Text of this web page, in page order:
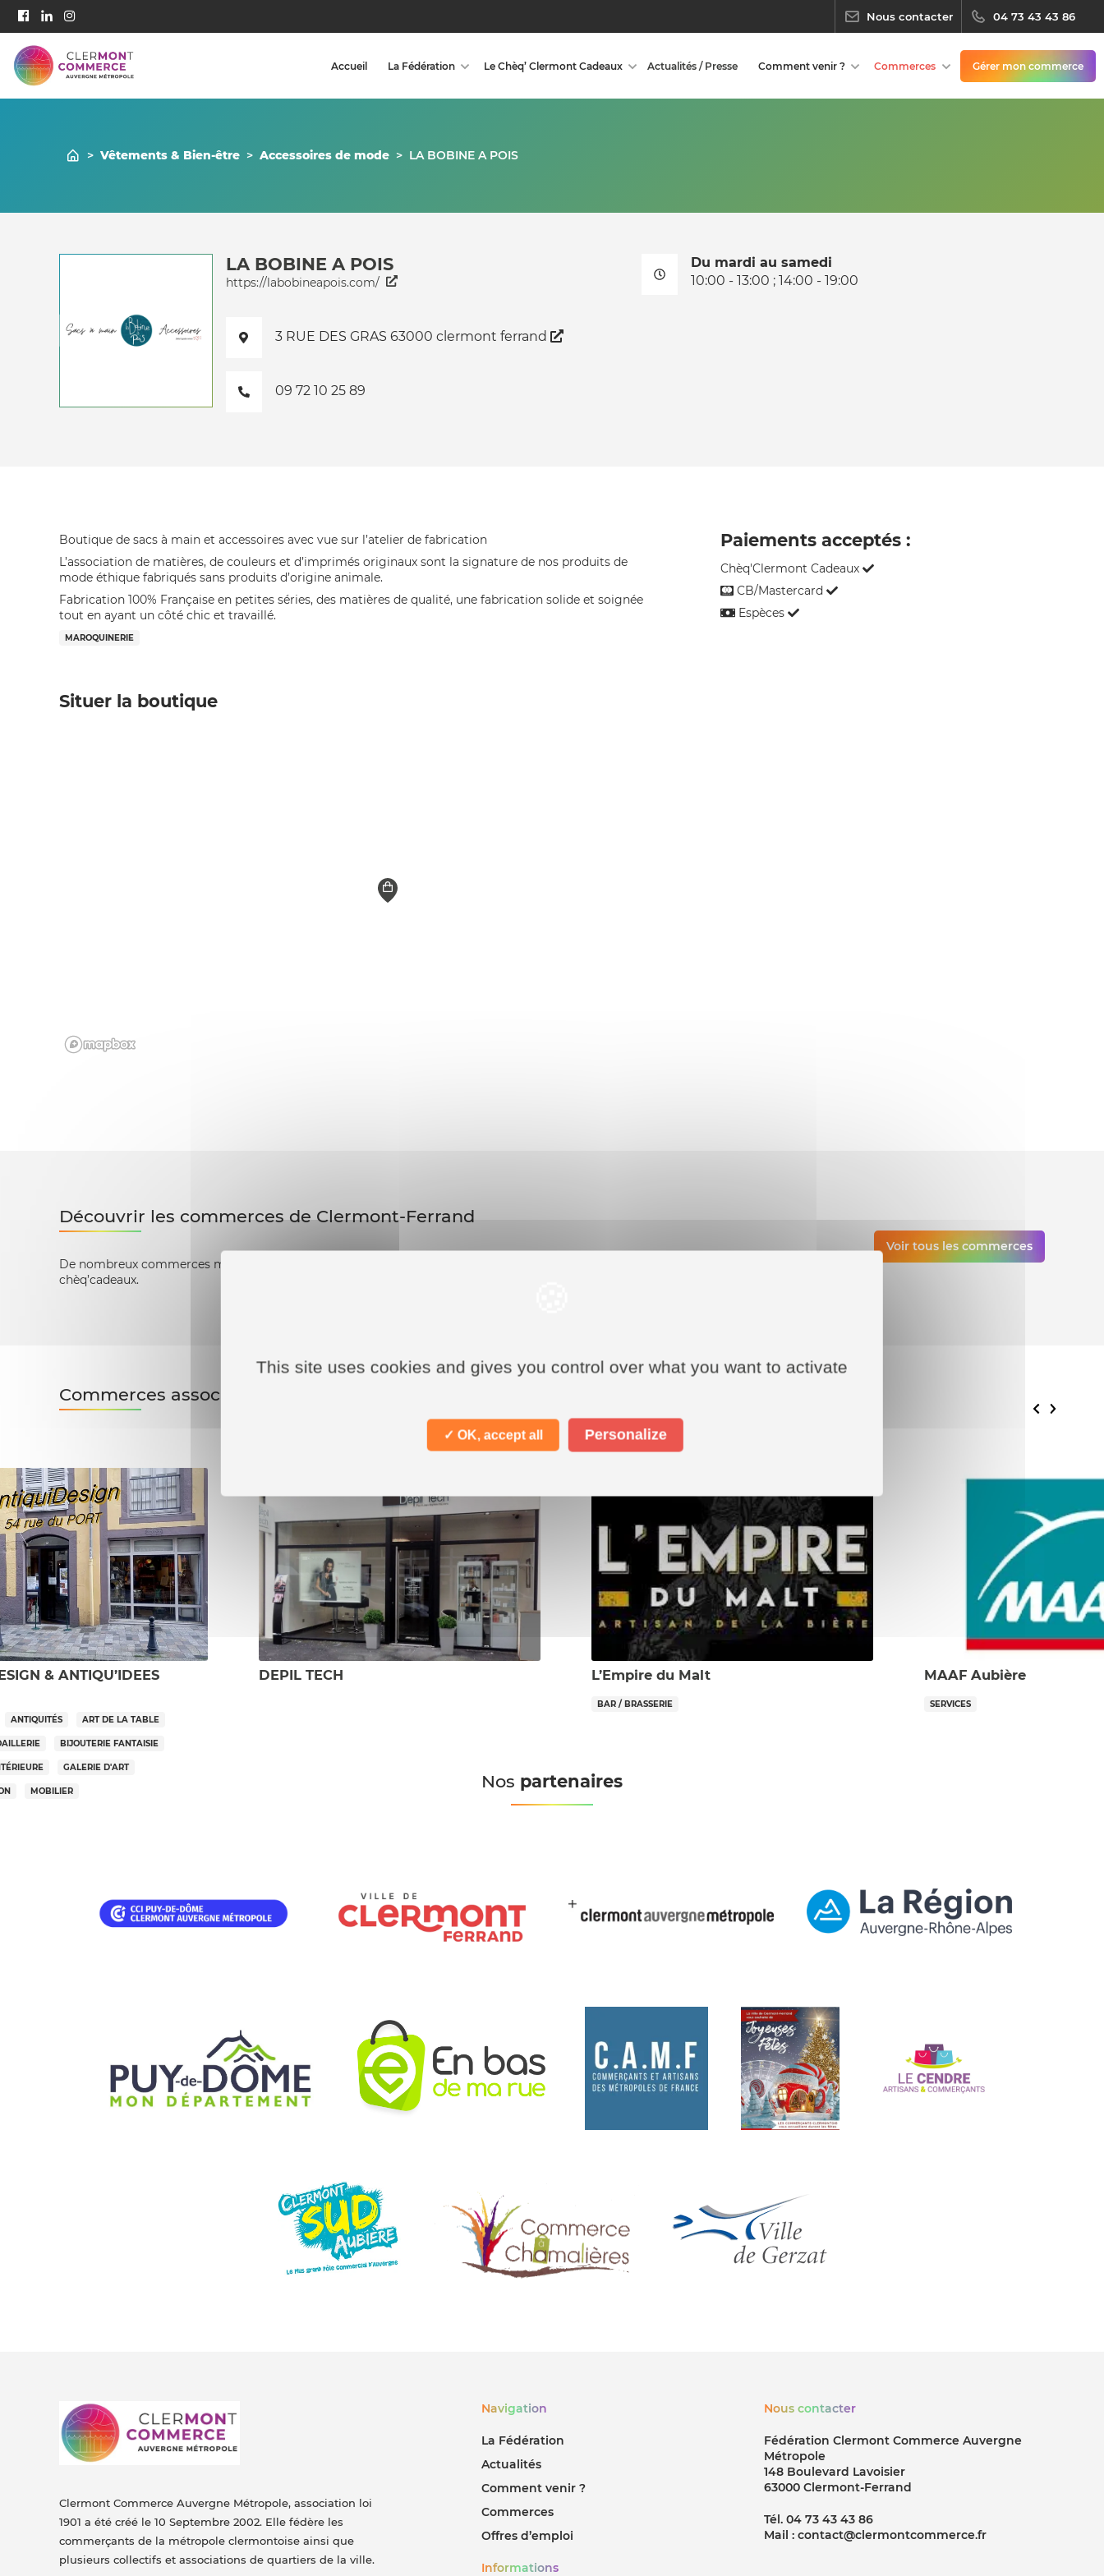
Nous contacter 04 73 43 43 86
Accueil La Fédération Le Chèq’ Clermont Cadeaux Actualités / Presse Comment venir ? Commerces Gérer mon commerce
> Vêtements & Bien-être > Accessoires de mode > LA BOBINE A POIS
LA BOBINE A POIS
https://labobineapois.com/
3 RUE DES GRAS 63000 clermont ferrand
09 72 10 25 89
Du mardi au samedi
10:00 - 13:00 ; 14:00 - 19:00
Boutique de sacs à main et accessoires avec vue sur l’atelier de fabrication
L’association de matières, de couleurs et d’imprimés originaux sont la signature de nos produits de
mode éthique fabriqués sans produits d’origine animale.
Fabrication 100% Française en petites séries, des matières de qualité, une fabrication solide et soignée
tout en ayant un côté chic et travaillé.
MAROQUINERIE
Paiements acceptés :
Chèq'Clermont Cadeaux
CB/Mastercard
Espèces
Situer la boutique
Découvrir les commerces de Clermont-Ferrand
De nombreux commerces membres de Clermont Commerce vous attendent ! Découvrez les boutiques où dépenser vos
chèq’cadeaux.
Voir tous les commerces
Commerces associés
& ANTIQU’IDEES
ANTIQUITÉS ART DE LA TABLE
BIJOUTERIE FANTAISIE
GALERIE D'ART
MOBILIER
DEPIL TECH L’Empire du Malt
BAR / BRASSERIE
MAAF Aubière
SERVICES
Nos partenaires
Clermont Commerce Auvergne Métropole, association loi
1901 a été créé le 10 Septembre 2002. Elle fédère les
commerçants de la métropole clermontoise ainsi que
plusieurs collectifs et associations de quartiers de la ville.
Navigation
La Fédération
Actualités
Comment venir ?
Commerces
Offres d’emploi
Informations
Nous contacter
Fédération Clermont Commerce Auvergne
Métropole
148 Boulevard Lavoisier
63000 Clermont-Ferrand
Tél. 04 73 43 43 86
Mail : contact@clermontcommerce.fr
This site uses cookies and gives you control over what you want to activate
✓ OK, accept all Personalize